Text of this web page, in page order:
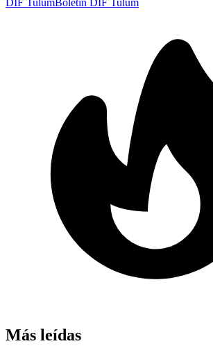
DIF TulumBoletín DIF Tulum
Más leídas